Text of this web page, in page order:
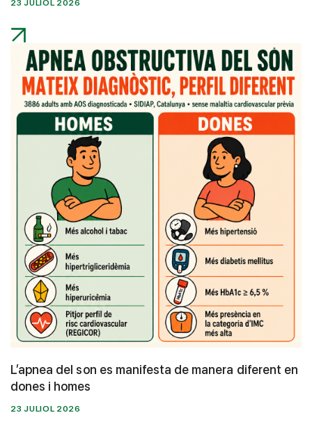
23 JULIOL 2026
L’apnea del son es manifesta de manera diferent en
dones i homes
23 JULIOL 2026